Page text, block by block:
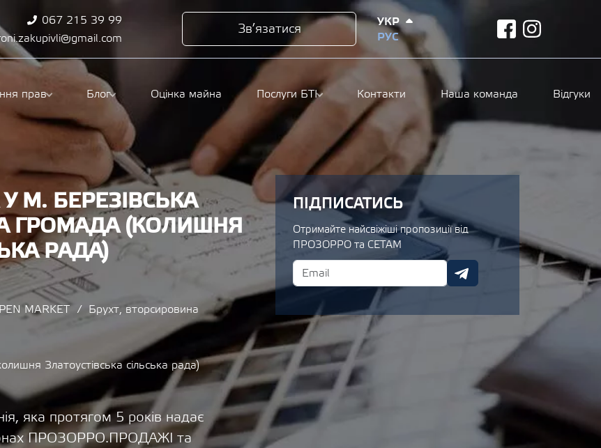
067 215 39 99
Зв’язатися
УКР
РУС
facebook
прав Блог Оцінка майна Послуги БТІ Контакти Наша команда Відгуки
М. БЕРЕЗІВСЬКА
ГРОМАДА (КОЛИШНЯ
РАДА)
MARKET
Брухт, вторсировина
Златоустівська сільська рада)
яка протягом 5 років надає
ПРОЗОРРО.ПРОДАЖІ та
ПІДПИСАТИСЬ
Отримайте найсвіжіші пропозиції від
ПРОЗОРРО та СЕТАМ